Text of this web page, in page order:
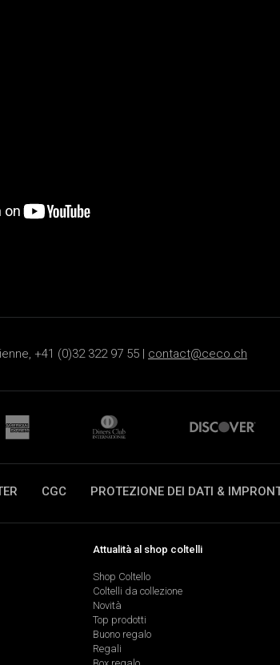
+41 (0)32 322 97 55 | contact@ceco.ch
CGC PROTEZIONE DEI DATI &
Attualità al shop coltelli
Shop Coltello
Coltelli da collezione
Novità
Top prodotti
Buono regalo
Regali